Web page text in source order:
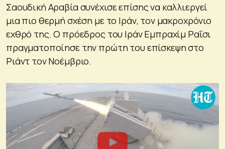
Σαουδική Αραβία συνέχισε επίσης να καλλιεργεί
μια πιο θερμή σχέση με το Ιράν, τον μακροχρόνιο
εχθρό της. Ο πρόεδρος του Ιράν Εμπραχίμ Ραΐσι
πραγματοποίησε την πρώτη του επίσκεψη στο
Ριάντ τον Νοέμβριο.